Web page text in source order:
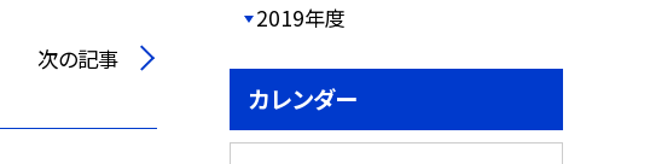
次の記事
2019年度
カレンダー